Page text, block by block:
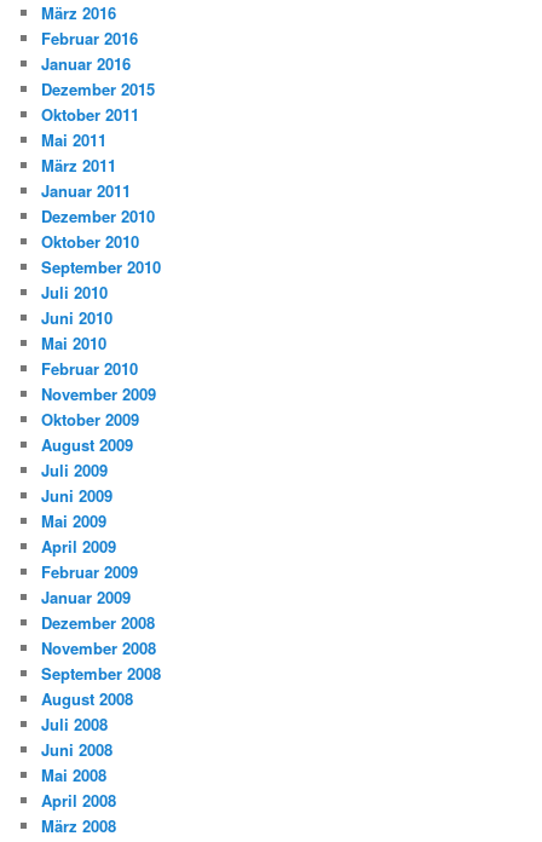
März 2016
Februar 2016
Januar 2016
Dezember 2015
Oktober 2011
Mai 2011
März 2011
Januar 2011
Dezember 2010
Oktober 2010
September 2010
Juli 2010
Juni 2010
Mai 2010
Februar 2010
November 2009
Oktober 2009
August 2009
Juli 2009
Juni 2009
Mai 2009
April 2009
Februar 2009
Januar 2009
Dezember 2008
November 2008
September 2008
August 2008
Juli 2008
Juni 2008
Mai 2008
April 2008
März 2008